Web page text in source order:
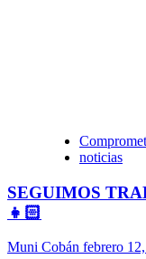
noticias
SEGUIMOS
👧🏻
Muni Cobán febrero